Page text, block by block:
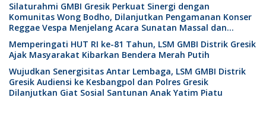
Silaturahmi GMBI Gresik Perkuat Sinergi dengan
Komunitas Wong Bodho, Dilanjutkan Pengamanan Konser
Reggae Vespa Menjelang Acara Sunatan Massal dan
Santunan Anak Yatim
Memperingati HUT RI ke-81 Tahun, LSM GMBI Distrik Gresik
Ajak Masyarakat Kibarkan Bendera Merah Putih
Wujudkan Senergisitas Antar Lembaga, LSM GMBI Distrik
Gresik Audiensi ke Kesbangpol dan Polres Gresik
Dilanjutkan Giat Sosial Santunan Anak Yatim Piatu